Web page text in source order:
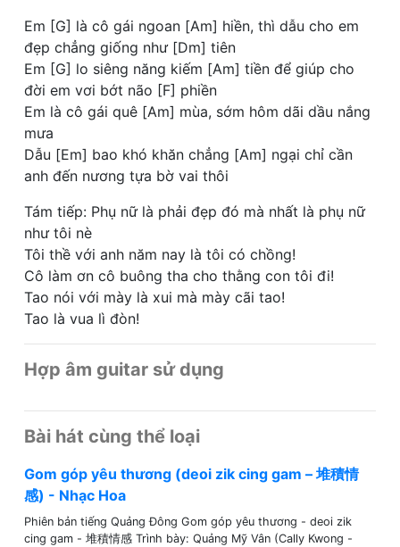
Em [G] là cô gái ngoan [Am] hiền, thì dẫu cho em
đẹp chẳng giống như [Dm] tiên
Em [G] lo siêng năng kiếm [Am] tiền để giúp cho
đời em vơi bớt não [F] phiền
Em là cô gái quê [Am] mùa, sớm hôm dãi dầu nắng
mưa
Dẫu [Em] bao khó khăn chẳng [Am] ngại chỉ cần
anh đến nương tựa bờ vai thôi
Tám tiếp: Phụ nữ là phải đẹp đó mà nhất là phụ nữ
như tôi nè
Tôi thề với anh năm nay là tôi có chồng!
Cô làm ơn cô buông tha cho thằng con tôi đi!
Tao nói với mày là xui mà mày cãi tao!
Tao là vua lì đòn!
Hợp âm guitar sử dụng
Bài hát cùng thể loại
Gom góp yêu thương (deoi zik cing gam – 堆積情
感) - Nhạc Hoa
Phiên bản tiếng Quảng Đông Gom góp yêu thương - deoi zik
cing gam - 堆積情感 Trình bày: Quảng Mỹ Vân (Cally Kwong -